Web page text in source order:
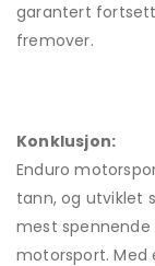
garantert
fremover.
Konklusjon:
Enduro
tann, og utviklet
mest
motorsport. Med